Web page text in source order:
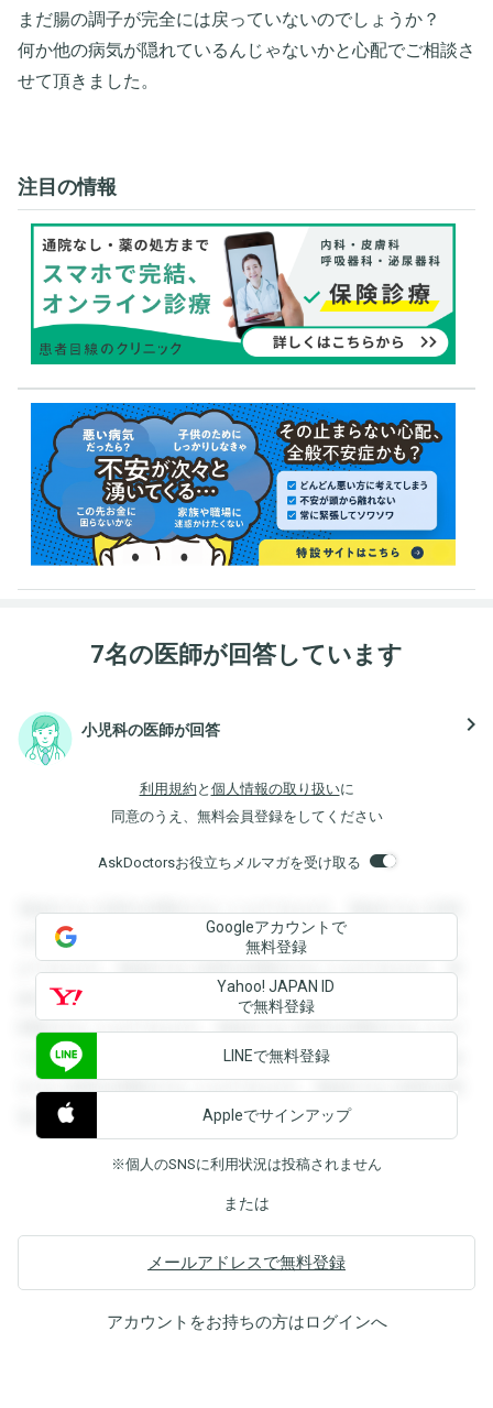
まだ腸の調子が完全には戻っていないのでしょうか？
何か他の病気が隠れているんじゃないかと心配でご相談さ
せて頂きました。
注目の情報
7名の医師が回答しています
小児科の医師が回答 navigate_next
利用規約 と 個人情報の取り扱いに
同意のうえ、無料会員登録をしてください
AskDoctorsお役立ちメルマガを受け取る
登録すると回答を閲覧することができます。登録すると回答
を閲覧することができます。登録すると回答を閲覧すること
ができます。登録すると回答を閲覧することができます。登
録すると回答を閲覧することができます。登録すると回答を
閲覧することができます。登録すると回答を閲覧することが
できます。登録すると回答を閲覧することができます。登録
すると回答を閲覧することができます。登録すると回答を閲
覧することができます。
Googleアカウントで
無料登録
Yahoo! JAPAN ID
で無料登録
LINEで無料登録
Appleでサインアップ
※個人のSNSに利用状況は投稿されません
または
メールアドレスで無料登録
アカウントをお持ちの方はログインへ